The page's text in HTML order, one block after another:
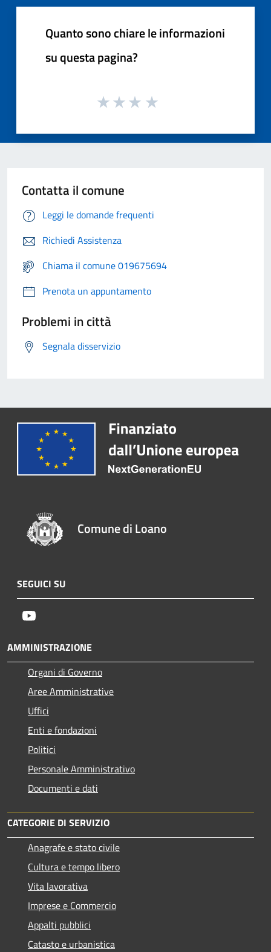
Quanto sono chiare le informazioni
su questa pagina?
Contatta il comune
Leggi le domande frequenti
Richiedi Assistenza
Chiama il comune 019675694
Prenota un appuntamento
Problemi in città
Segnala disservizio
Comune di Loano
SEGUICI SU
AMMINISTRAZIONE
Organi di Governo
Aree Amministrative
Uffici
Enti e fondazioni
Politici
Personale Amministrativo
Documenti e dati
CATEGORIE DI SERVIZIO
Anagrafe e stato civile
Cultura e tempo libero
Vita lavorativa
Imprese e Commercio
Appalti pubblici
Catasto e urbanistica